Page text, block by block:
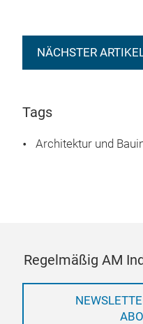
NÄCHSTER
Tags
Architektur und
Regelmäßig AM